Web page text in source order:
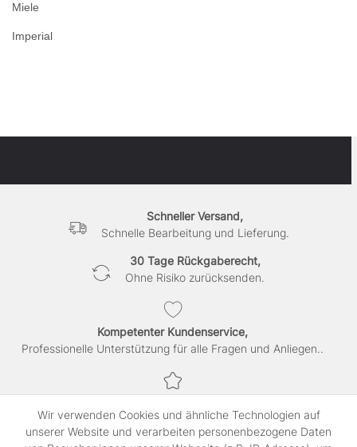
Miele
Imperial
Schneller Versand,
Schnelle Bearbeitung und Lieferung.
30 Tage Rückgaberecht,
Ohne Risiko zurücksenden.
Kompetenter Kundenservice,
Professionelle Unterstützung für alle Fragen und Anliegen..
SSL-verschlüsselte Abwicklung für maximale Sicherheit.
Wir verwenden Cookies und ähnliche Technologien auf
unserer Website und verarbeiten personenbezogene Daten